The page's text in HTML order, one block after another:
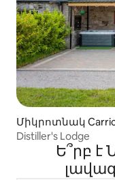
Միկրոտնակ
Distiller's Lodge
Ե՞րբ է